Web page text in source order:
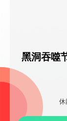
黑洞吞噬
休